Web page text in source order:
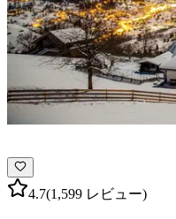
4.7(1,599 レビュー)